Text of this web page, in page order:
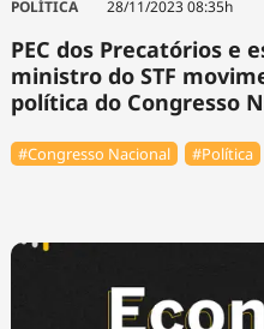
POLÍTICA 28/11/2023 08:35h
PEC dos Precatórios e
ministro do STF
política do Congresso
#Congresso Nacional #Política